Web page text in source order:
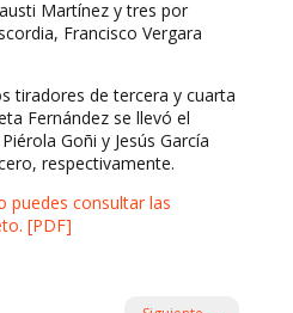
Martínez y tres por
Francisco Vergara
tiradores de tercera y cuarta
Fernández se llevó el
Goñi y Jesús García
respectivamente.
puedes consultar las
[PDF]